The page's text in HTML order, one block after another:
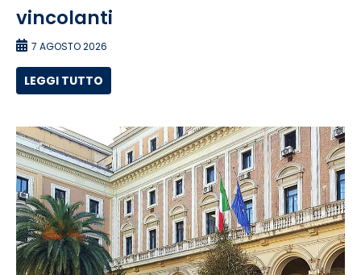
vincolanti
7 AGOSTO 2026
LEGGI TUTTO